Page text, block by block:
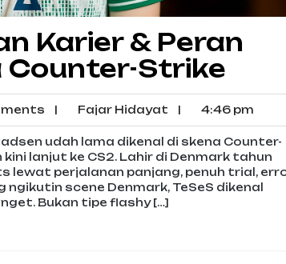
Karier & Peran
Counter-Strike
No
Comments
| Fajar HidayatFajar
Hidayat
| 4:46 pm
pm
udah lama dikenal di skena Counter-
kini lanjut ke CS2. Lahir di Denmark tahun
lewat perjalanan panjang, penuh trial,
scene Denmark, TeSeS dikenal
Bukan tipe flashy […]